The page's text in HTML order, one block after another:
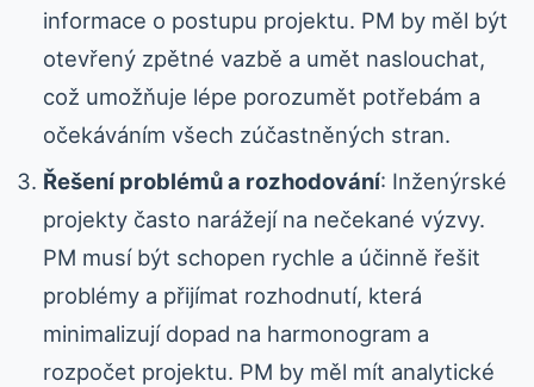
informace o postupu projektu. PM by měl být
otevřený zpětné vazbě a umět naslouchat,
což umožňuje lépe porozumět potřebám a
očekáváním všech zúčastněných stran.
Řešení problémů a rozhodování: Inženýrské
projekty často narážejí na nečekané výzvy.
PM musí být schopen rychle a účinně řešit
problémy a přijímat rozhodnutí, která
minimalizují dopad na harmonogram a
rozpočet projektu. PM by měl mít analytické